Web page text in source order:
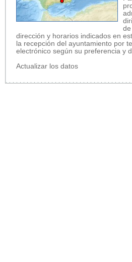
dirección y horarios indicados en
la recepción del ayuntamiento por
electrónico según su preferencia y
Actualizar los datos